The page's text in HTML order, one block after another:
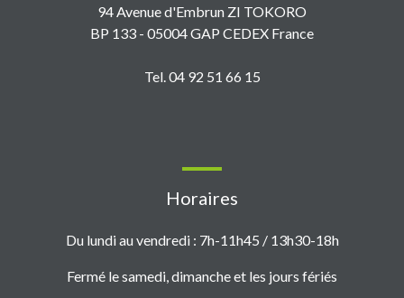
94 Avenue d'Embrun ZI TOKORO
BP 133 - 05004 GAP CEDEX France
Tel. 04 92 51 66 15
Horaires
Du lundi au vendredi : 7h-11h45 / 13h30-18h
Fermé le samedi, dimanche et les jours fériés